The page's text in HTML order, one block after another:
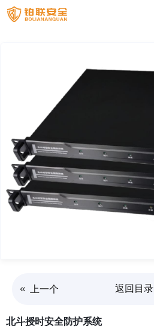
上一个 返回目录
北斗授时安全防护系统